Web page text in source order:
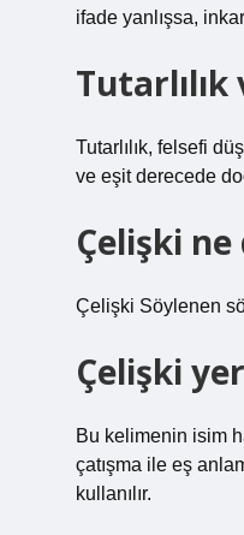
ifade yanlışsa,
Tutarlılık, felsefi
ve eşit derecede
Çelişki ne
Çelişki Söylenen
Çelişki
Bu kelimenin isim
çatışma ile eş
kullanılır.